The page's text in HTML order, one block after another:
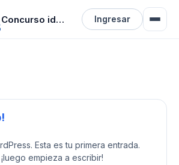
Concurso ideas Ingresar
Esta es tu primera entrada.
empieza a escribir!